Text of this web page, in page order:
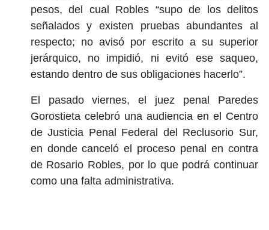
pesos, del cual Robles “supo de los delitos
señalados y existen pruebas abundantes al
respecto; no avisó por escrito a su superior
jerárquico, no impidió, ni evitó ese saqueo,
estando dentro de sus obligaciones hacerlo”.
El pasado viernes, el juez penal Paredes
Gorostieta celebró una audiencia en el Centro
de Justicia Penal Federal del Reclusorio Sur,
en donde canceló el proceso penal en contra
de Rosario Robles, por lo que podrá continuar
como una falta administrativa.